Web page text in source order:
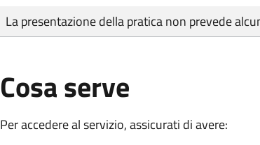
Tipo di pagamento
Importo
La presentazione della pratica non prevede
Cosa serve
Per accedere al servizio, assicurati di avere: